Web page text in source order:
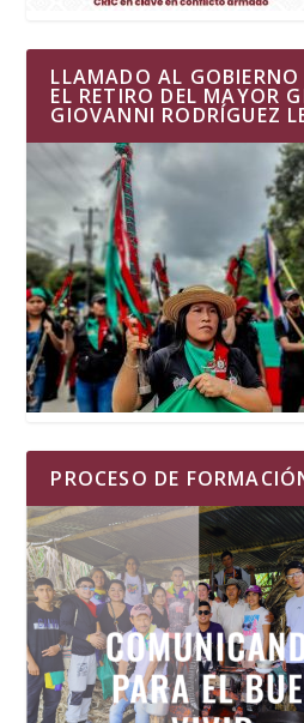
LLAMADO AL
EL RETIRO DEL MAYOR
GIOVANNI RODRÍGUEZ
PROCESO DE